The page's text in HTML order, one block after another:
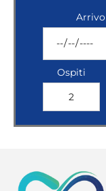
Arrivo
Ospiti